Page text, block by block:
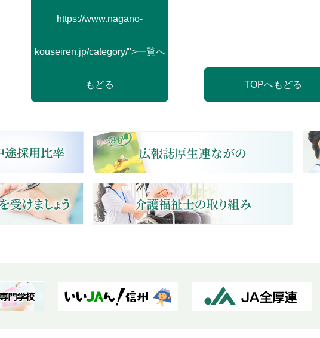
https://www.nagano-
kouseiren.jp/category/">一覧へ
もどる TOPへもどる